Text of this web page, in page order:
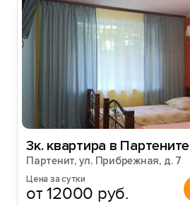
3к. квартира в Партените
Партенит, ул. Прибрежная, д. 7
Цена за сутки
от 12000 руб.